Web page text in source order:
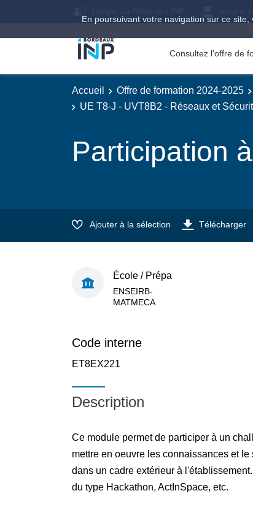
En poursuivant votre navigation sur ce
Intégrer La Prépa des INP Intégrer
Consultez l'offre de
Accueil Offre de formation 2024-2025
UE T8-J - UVT8B2 - Réseaux et
Participation
Ajouter à la sélection Télécharger
École / Prépa
ENSEIRB-
MATMECA
Code interne
ET8EX221
Description
Ce module permet de participer à un
mettre en oeuvre les connaissances et
dans un cadre extérieur à
du type Hackathon, ActInSpace, etc.